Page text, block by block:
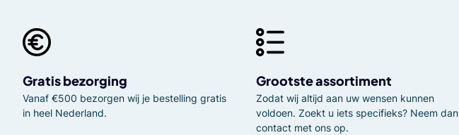
Gratis bezorging
Vanaf €500 bezorgen wij je bestelling gratis
in heel Nederland.
Grootste assortiment
Zodat wij altijd aan uw wensen kunnen
voldoen. Zoekt u iets specifieks? Neem dan
contact met ons op.